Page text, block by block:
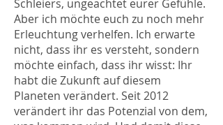
Schleiers, ungeachtet eurer Gefühle.
Aber ich möchte euch zu noch mehr
Erleuchtung verhelfen. Ich erwarte
nicht, dass ihr es versteht, sondern
möchte einfach, dass ihr wisst: Ihr
habt die Zukunft auf diesem
Planeten verändert. Seit 2012
verändert ihr das Potenzial von dem,